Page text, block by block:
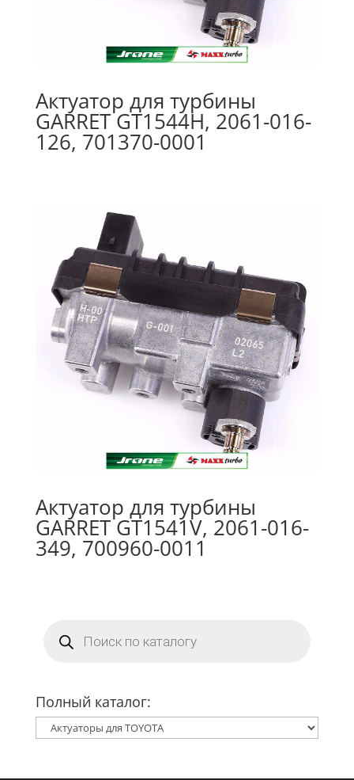
Актуатор для турбины
GARRET GT1544H, 2061-016-
126, 701370-0001
Актуатор для турбины
GARRET GT1541V, 2061-016-
349, 700960-0011
товаров
Полный каталог: